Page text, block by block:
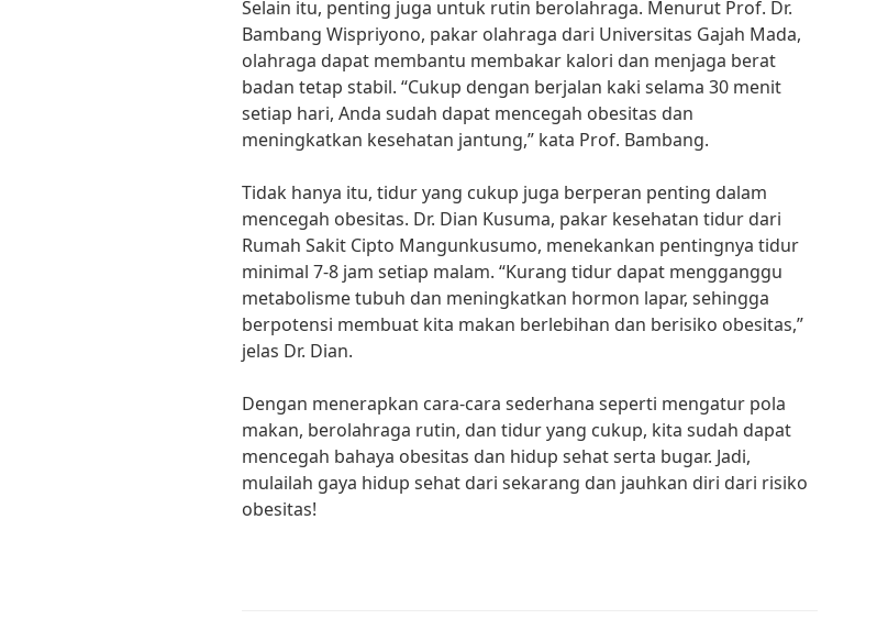
Selain itu, penting juga untuk rutin berolahraga. Menurut Prof. Dr.
Bambang Wispriyono, pakar olahraga dari Universitas Gajah Mada,
olahraga dapat membantu membakar kalori dan menjaga berat
badan tetap stabil. “Cukup dengan berjalan kaki selama 30 menit
setiap hari, Anda sudah dapat mencegah obesitas dan
meningkatkan kesehatan jantung,” kata Prof. Bambang.
Tidak hanya itu, tidur yang cukup juga berperan penting dalam
mencegah obesitas. Dr. Dian Kusuma, pakar kesehatan tidur dari
Rumah Sakit Cipto Mangunkusumo, menekankan pentingnya tidur
minimal 7-8 jam setiap malam. “Kurang tidur dapat mengganggu
metabolisme tubuh dan meningkatkan hormon lapar, sehingga
berpotensi membuat kita makan berlebihan dan berisiko obesitas,”
jelas Dr. Dian.
Dengan menerapkan cara-cara sederhana seperti mengatur pola
makan, berolahraga rutin, dan tidur yang cukup, kita sudah dapat
mencegah bahaya obesitas dan hidup sehat serta bugar. Jadi,
mulailah gaya hidup sehat dari sekarang dan jauhkan diri dari risiko
obesitas!